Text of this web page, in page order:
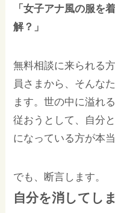
「女子アナ風の服を
解？」
無料相談に来られる
員さまから、そんな
ます。世の中に溢れ
従おうとして、自分
になっている方が本
でも、断言します。
自分を消してし